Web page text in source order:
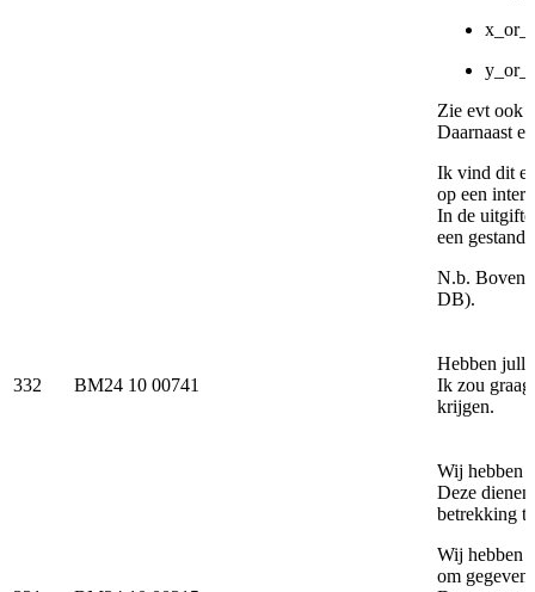
Zie evt ook
Daarnaast
Ik vind dit
op een
In de
een
N.b.
DB).
332 BM24 10 00741
Hebben
Ik zou
krijgen.
Wij hebben
Deze
betrekking
Wij hebben
om